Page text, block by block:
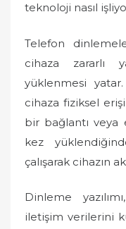
teknoloji nasıl
Telefon
cihaza zararlı
yüklenmesi
cihaza fiziksel
bir bağlantı veya
kez
çalışarak cihazın
Dinleme
iletişim verilerini